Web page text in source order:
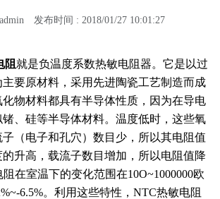
发布时间 : 2018/01/27 10:01:27
阻 就是负温度系数热敏电阻器。它是以过
要原材料，采用先进陶瓷工艺制造而成
物材料都具有半导体性质，因为在导电
、硅等半导体材料。温度低时，这些氧
（电子和孔穴）数目少，所以其电阻值
升高，载流子数目增加，所以电阻值降
在室温下的变化范围在10O~1000000欧
6.5%。利用这些特性，NTC热敏电阻